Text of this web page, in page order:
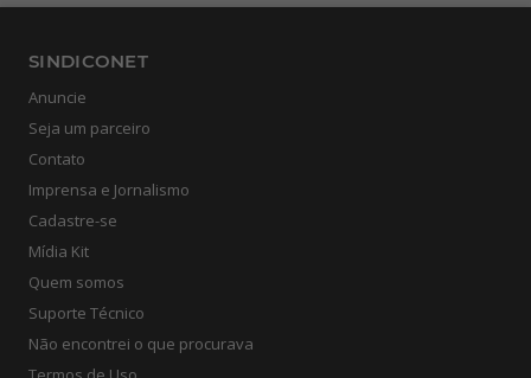
SINDICONET
Anuncie
Seja um parceiro
Contato
Imprensa e Jornalismo
Cadastre-se
Mídia Kit
Quem somos
Suporte Técnico
Não encontrei o que procurava